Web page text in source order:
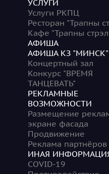
УСЛУГИ
Услуги РКПЦ
Ресторан "Трапны
Кафе "Трапны
АФИША
АФИША КЗ "МИНСК"
Концертный зал
Конкурс "ВРЕМЯ
ТАНЦЕВАТЬ"
РЕКЛАМНЫЕ
ВОЗМОЖНОСТИ
Размещение
экране фасада
Продвижение
Реклама партнёров
ИНАЯ
COVID-19